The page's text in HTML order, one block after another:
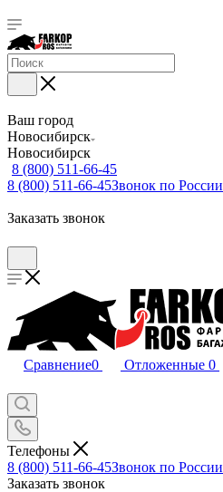
Ваш город
Новосибирск
Новосибирск
8 (800) 511-66-45
8 (800) 511-66-45Звонок по России
Заказать звонок
Сравнение0 Отложенные 0
Телефоны
8 (800) 511-66-45Звонок по России
Заказать звонок